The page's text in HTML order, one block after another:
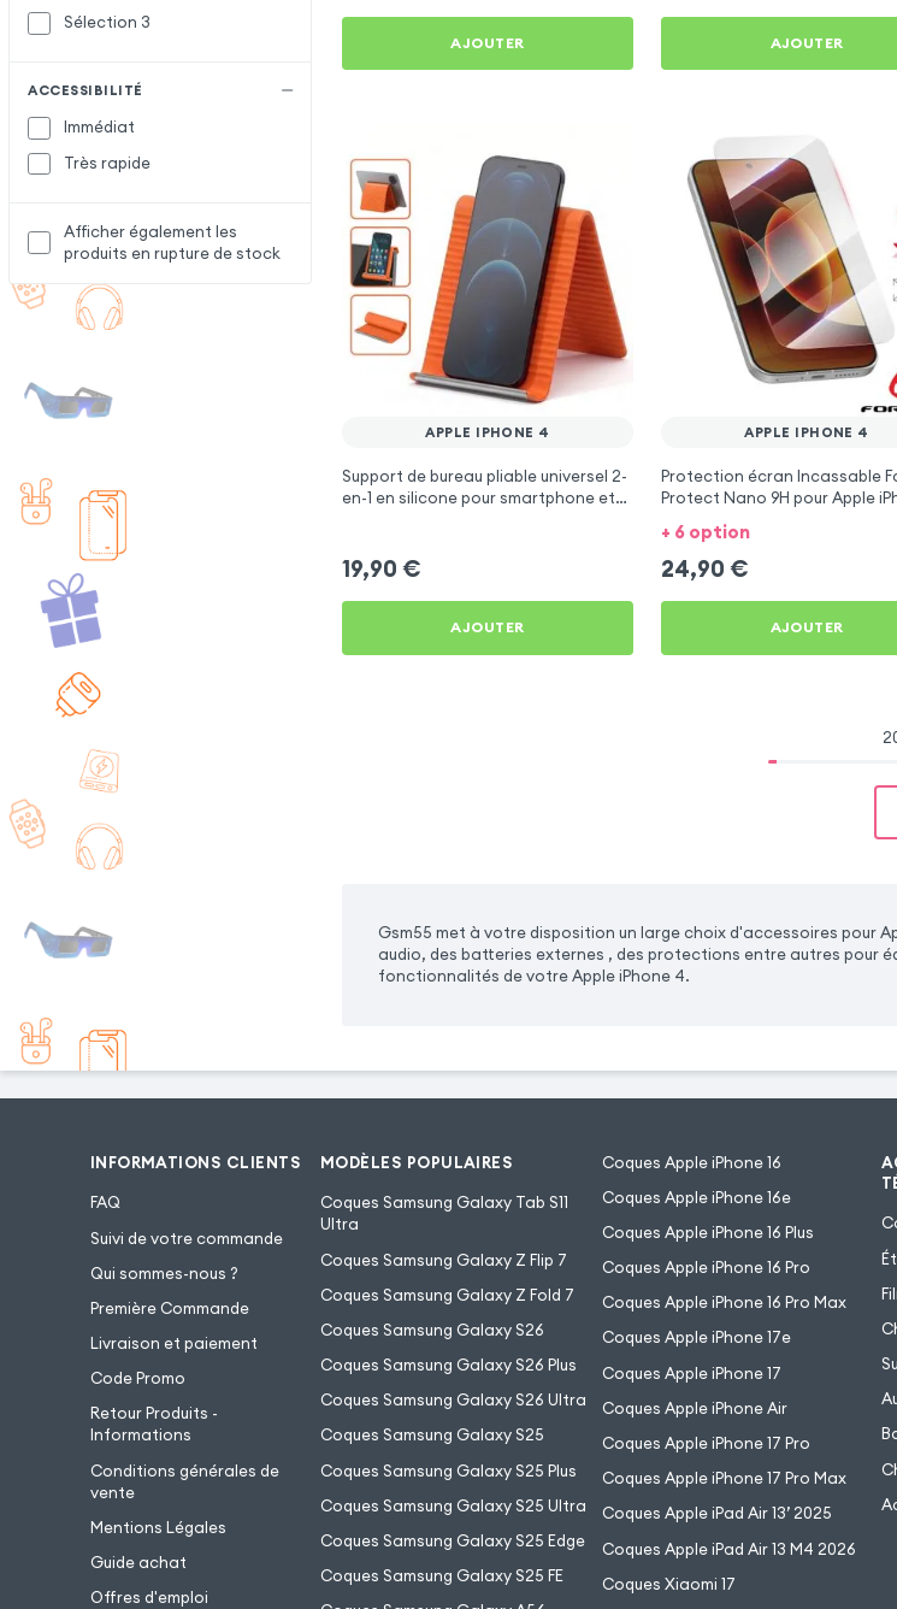
Sélection 3
ACCESSIBILITÉ
Immédiat
Très rapide
Afficher également les
produits en rupture de stock
AJOUTER AJOUTER
APPLE IPHONE 4
Support de bureau pliable universel 2-
en-1 en silicone pour smartphone et
19,90 €
AJOUTER
APPLE IPHONE 4
Protection écran Incassable
Protect Nano 9H pour Apple
+ 6 option
24,90 €
AJOUTER
Gsm55 met à votre disposition un large choix d'accessoires pour
audio, des batteries externes , des protections entre autres pour
fonctionnalités de votre Apple iPhone 4.
INFORMATIONS CLIENTS
FAQ
Suivi de votre commande
Qui sommes-nous ?
Première Commande
Livraison et paiement
Code Promo
Retour Produits -
Informations
Conditions générales de
vente
Mentions Légales
Guide achat
Offres d'emploi
MODÈLES POPULAIRES
Coques Samsung Galaxy Tab S11
Ultra
Coques Samsung Galaxy Z Flip 7
Coques Samsung Galaxy Z Fold 7
Coques Samsung Galaxy S26
Coques Samsung Galaxy S26 Plus
Coques Samsung Galaxy S26 Ultra
Coques Samsung Galaxy S25
Coques Samsung Galaxy S25 Plus
Coques Samsung Galaxy S25 Ultra
Coques Samsung Galaxy S25 Edge
Coques Samsung Galaxy S25 FE
Coques Apple iPhone 16
Coques Apple iPhone 16e
Coques Apple iPhone 16 Plus
Coques Apple iPhone 16 Pro
Coques Apple iPhone 16 Pro Max
Coques Apple iPhone 17e
Coques Apple iPhone 17
Coques Apple iPhone Air
Coques Apple iPhone 17 Pro
Coques Apple iPhone 17 Pro Max
Coques Apple iPad Air 13’ 2025
Coques Apple iPad Air 13 M4 2026
Coques Xiaomi 17